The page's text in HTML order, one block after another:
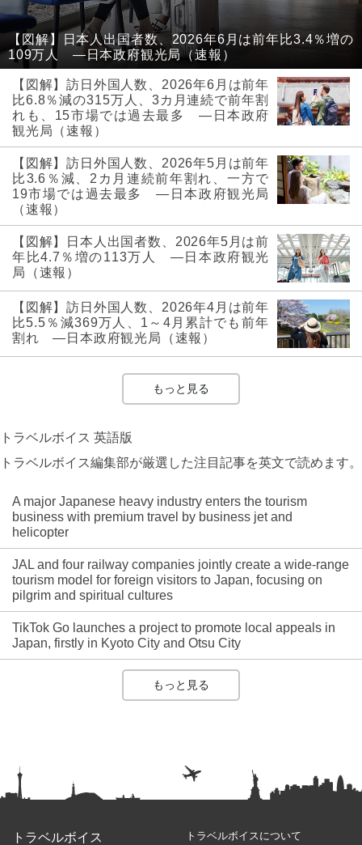
【図解】日本人出国者数、2026年6月は前年比3.4％増の
109万人 ―日本政府観光局（速報）
【図解】訪日外国人数、2026年6月は前年
比6.8％減の315万人、3カ月連続で前年割
れも、15市場では過去最多 ―日本政府
観光局（速報）
【図解】訪日外国人数、2026年5月は前年
比3.6％減、2カ月連続前年割れ、一方で
19市場では過去最多 ―日本政府観光局
（速報）
【図解】日本人出国者数、2026年5月は前
年比4.7％増の113万人 ―日本政府観光
局（速報）
【図解】訪日外国人数、2026年4月は前年
比5.5％減369万人、1～4月累計でも前年
割れ ―日本政府観光局（速報）
もっと見る
トラベルボイス 英語版
トラベルボイス編集部が厳選した注目記事を英文で読めます。
A major Japanese heavy industry enters the tourism
business with premium travel by business jet and
helicopter
JAL and four railway companies jointly create a wide-range
tourism model for foreign visitors to Japan, focusing on
pilgrim and spiritual cultures
TikTok Go launches a project to promote local appeals in
Japan, firstly in Kyoto City and Otsu City
もっと見る
トラベルボイス トラベルボイスについて